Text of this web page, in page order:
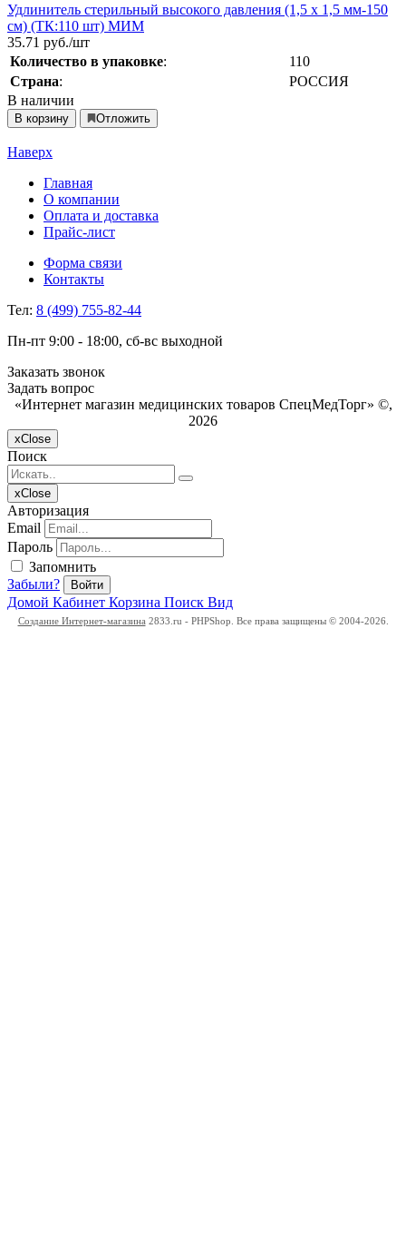
Удлинитель стерильный высокого давления (1,5 х 1,5 мм-150
см) (ТК:110 шт) МИМ
35.71 руб./шт
Количество в упаковке:
110
Страна:
РОССИЯ
В наличии
В корзину Отложить
Наверх
Главная
О компании
Оплата и доставка
Прайс-лист
Форма связи
Контакты
Тел: 8 (499) 755-82-44
Пн-пт 9:00 - 18:00, сб-вс выходной
Заказать звонок
Задать вопрос
«Интернет магазин медицинских товаров СпецМедТорг» ©,
2026
xClose
Поиск
xClose
Авторизация
Email
Пароль
Запомнить
Забыли?
Войти
Домой Кабинет Корзина Поиск Вид
Создание Интернет-магазина 2833.ru - PHPShop. Все права защищены © 2004-2026.